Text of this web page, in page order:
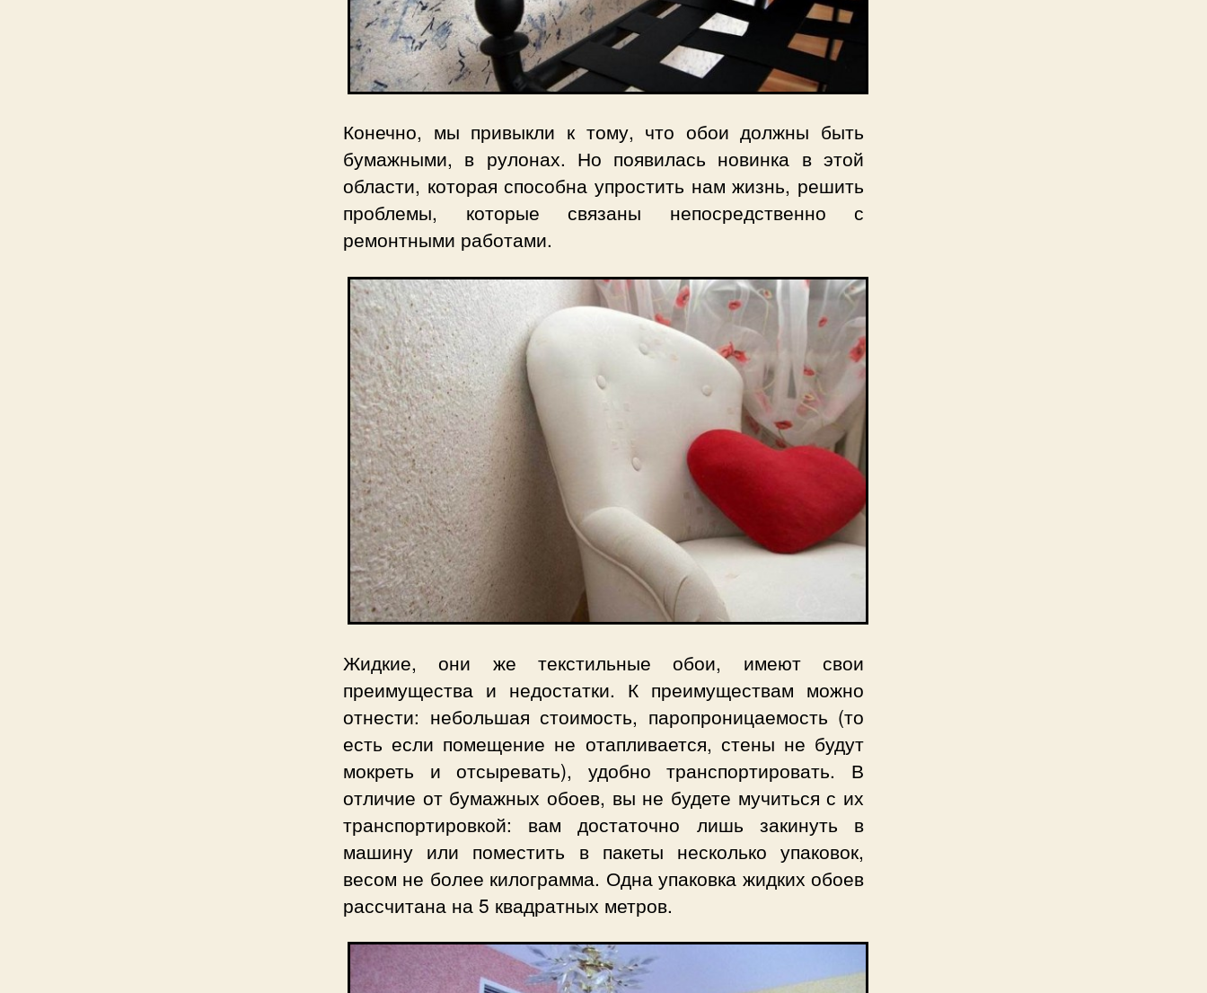
Конечно, мы привыкли к тому, что обои должны быть
бумажными, в рулонах. Но появилась новинка в этой
области, которая способна упростить нам жизнь, решить
проблемы, которые связаны непосредственно с
ремонтными работами.
Жидкие, они же текстильные обои, имеют свои
преимущества и недостатки. К преимуществам можно
отнести: небольшая стоимость, паропроницаемость (то
есть если помещение не отапливается, стены не будут
мокреть и отсыревать), удобно транспортировать. В
отличие от бумажных обоев, вы не будете мучиться с их
транспортировкой: вам достаточно лишь закинуть в
машину или поместить в пакеты несколько упаковок,
весом не более килограмма. Одна упаковка жидких обоев
рассчитана на 5 квадратных метров.